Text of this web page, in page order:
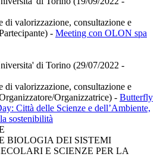
di valorizzazione, consultazione e
- Meeting con OLON spa
di Torino (29/07/2022 -
di valorizzazione, consultazione e
Organizzatrice) - Butterfly
Città delle Scienze e dell’Ambiente,
sostenibilità
BIOLOGIA DEI SISTEMI
E SCIENZE PER LA